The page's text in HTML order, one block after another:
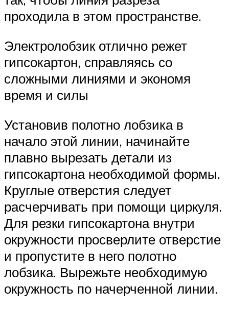
проходила в этом пространстве.
Электролобзик отлично режет
гипсокартон, справляясь со
сложными линиями и экономя
время и силы
Установив полотно лобзика в
начало этой линии, начинайте
плавно вырезать детали из
гипсокартона необходимой формы.
Круглые отверстия следует
расчерчивать при помощи циркуля.
Для резки гипсокартона внутри
окружности просверлите отверстие
и пропустите в него полотно
лобзика. Вырежьте необходимую
окружность по начерченной линии.